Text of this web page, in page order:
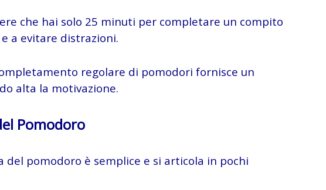
che hai solo 25 minuti per completare un compito
a evitare distrazioni.
regolare di pomodori fornisce un
alta la motivazione.
Pomodoro
del pomodoro è semplice e si articola in pochi